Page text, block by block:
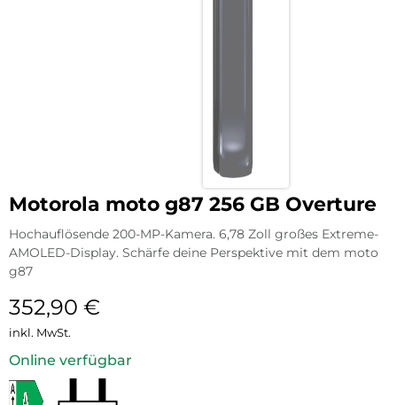
Motorola moto g87 256 GB Overture
Hochauflösende 200-MP-Kamera. 6,78 Zoll großes Extreme-
AMOLED-Display. Schärfe deine Perspektive mit dem moto
g87
352,90 €
inkl. MwSt.
Online verfügbar